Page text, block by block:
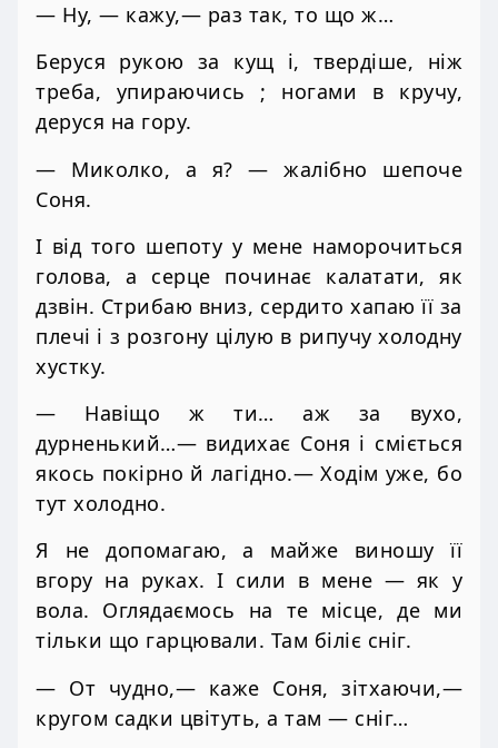
— Ну, — кажу,— раз так, то що ж…
Беруся рукою за кущ і, твердіше, ніж
треба, упираючись ; ногами в кручу,
деруся на гору.
— Миколко, а я? — жалібно шепоче
Соня.
І від того шепоту у мене наморочиться
голова, а серце починає калатати, як
дзвін. Стрибаю вниз, сердито хапаю її за
плечі і з розгону цілую в рипучу холодну
хустку.
— Навіщо ж ти… аж за вухо,
дурненький…— видихає Соня і сміється
якось покірно й лагідно.— Ходім уже, бо
тут холодно.
Я не допомагаю, а майже виношу її
вгору на руках. І сили в мене — як у
вола. Оглядаємось на те місце, де ми
тільки що гарцювали. Там біліє сніг.
— От чудно,— каже Соня, зітхаючи,—
кругом садки цвітуть, а там — сніг…